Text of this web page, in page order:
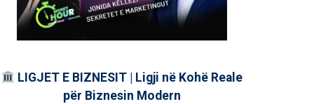
LIGJET E BIZNESIT | Ligji në Kohë Reale
për Biznesin Modern